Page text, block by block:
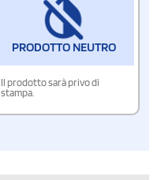
PRODOTTO NEUTRO
Il prodotto sarà privo di
stampa.